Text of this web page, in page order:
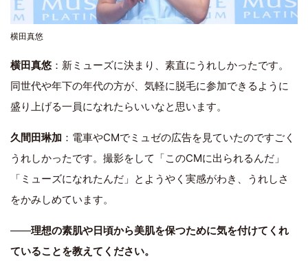
横田真悠
横田真悠 ：新ミューズに決まり、素直にうれしかったです。
同世代や年下の年代の方が、気軽に脱毛に参加できるように
盛り上げる一員になれたらいいなと思います。
久間田琳加 ：電車やCMでミュゼの広告を見ていたのですごく
うれしかったです。撮影をして「このCMに出られるんだ」
「ミューズになれたんだ」とようやく実感がわき、うれしさ
をかみしめています。
――理想の素肌や日頃から美肌を保つために気を付けてくれ
ていることを教えてください。